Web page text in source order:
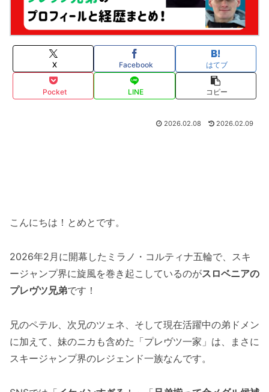
X Facebook はてブ
Pocket LINE コピー
2026.02.08 2026.02.09
こんにちは！とめとです。
2026年2月に開幕したミラノ・コルティナ五輪で、スキ
ージャンプ界に旋風を巻き起こしているのがスロベニアの
プレヴツ兄弟です！
兄のペテル、次兄のツェネ、そして現在活躍中の弟ドメン
に加えて、妹のニカも含めた「プレヴツ一家」は、まさに
スキージャンプ界のレジェンド一族なんです。